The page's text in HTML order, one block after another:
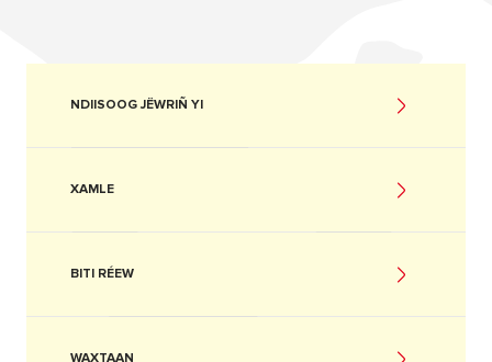
NDIISOOG JËWRIÑ YI
XAMLE
BITI RÉEW
WAXTAAN